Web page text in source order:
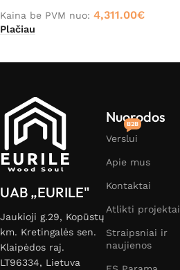
Kaina be PVM nuo: 4,311.00€
Plačiau
UAB „EURILE"
Jaukioji g.29, Kopūstų
km. Kretingalės sen.
Klaipėdos raj.
LT96334, Lietuva
Nuorodos
Verslui
B2B
Apie mus
Kontaktai
Atlikti projektai
Straipsniai ir
naujienos